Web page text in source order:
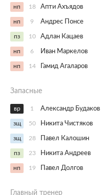
нп 18 Апти Ахъядов
нп 9 Андрес Понсе
пз 10 Адлан Кацаев
нп 6 Иван Маркелов
нп 14 Гамид Агаларов
Запасные
вр 1 Александр Будаков
зщ 50 Никита Чистяков
зщ 28 Павел Калошин
пз 23 Никита Андреев
нп 19 Павел Долгов
Главный тренер